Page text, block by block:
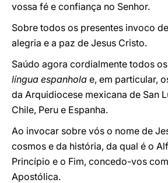
vossa fé e confiança no Senhor.
Sobre todos os presentes invoco
alegria e a paz de Jesus Cristo.
Saúdo agora cordialmente todos
língua espanhola e, em particular,
da Arquidiocese mexicana de San
Chile, Peru e Espanha.
Ao invocar sobre vós o nome de
cosmos e da história, da qual é o
Princípio e o Fim, concedo-vos
Apostólica.